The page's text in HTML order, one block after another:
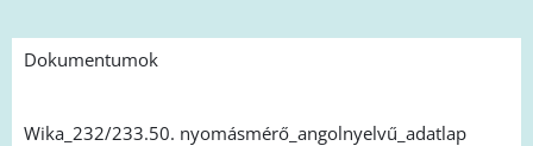
Dokumentumok
Wika_232/233.50. nyomásmérő_angolnyelvű_adatlap